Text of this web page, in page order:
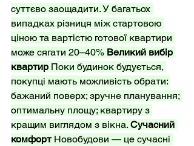
суттєво заощадити. У багатьох
випадках різниця між стартовою
ціною та вартістю готової квартири
може сягати 20–40% Великий вибір
квартир Поки будинок будується,
покупці мають можливість обрати:
бажаний поверх; зручне планування;
оптимальну площу; квартиру з
кращим виглядом з вікна. Сучасний
комфорт Новобудови — це сучасні